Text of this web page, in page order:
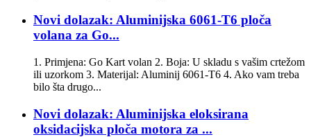
Novi dolazak: Aluminijska 6061-T6 ploča
volana za Go...
1. Primjena: Go Kart volan 2. Boja: U skladu s vašim crtežom
ili uzorkom 3. Materijal: Aluminij 6061-T6 4. Ako vam treba
bilo šta drugo...
Novi dolazak: Aluminijska eloksirana
oksidacijska ploča motora za ...